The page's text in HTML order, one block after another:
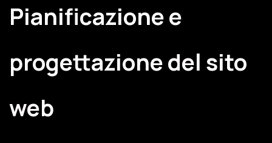
Pianificazione e
progettazione del sito
web